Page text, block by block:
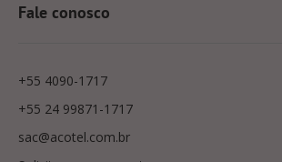
Fale conosco
+55 4090-1717
+55 24 99871-1717
sac@acotel.com.br